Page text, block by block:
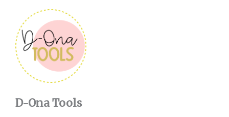
D-Ona Tools